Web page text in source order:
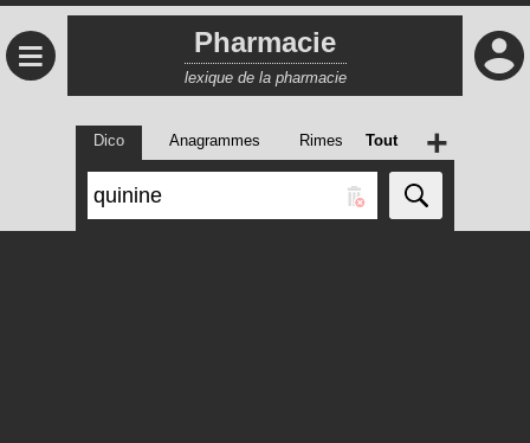
≡ Pharmacie
lexique de la pharmacie
Dico Anagrammes Rimes Tout +